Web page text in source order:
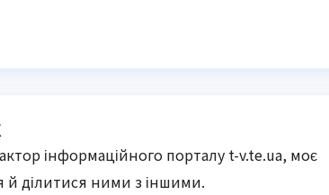
інформаційного порталу t-v.te.ua, моє
й ділитися ними з іншими.